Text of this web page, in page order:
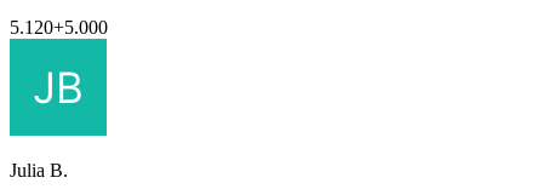
5.120+5.000
Julia B.